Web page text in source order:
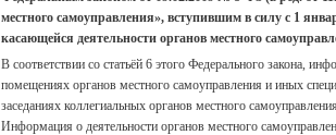
местного самоуправления», вступившим в силу с 1
касающейся деятельности органов местного
В соответствии со статьёй 6 этого Федерального закона,
помещениях органов местного самоуправления и иных
заседаниях коллегиальных органов местного
Информация о деятельности органов местного